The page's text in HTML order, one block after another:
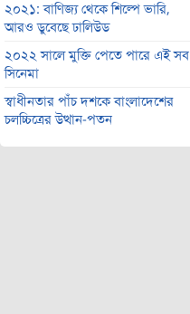
২০২১: বাণিজ্য থেকে শিল্পে ভারি,
আরও ডুবেছে ঢালিউড
২০২২ সালে মুক্তি পেতে পারে এই সব
সিনেমা
স্বাধীনতার পাঁচ দশকে বাংলাদেশের
চলচ্চিত্রের উত্থান-পতন